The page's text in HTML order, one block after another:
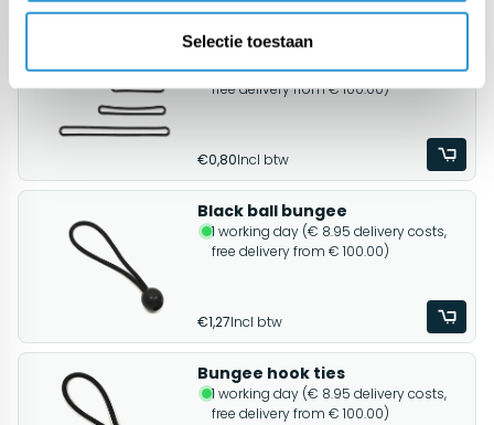
Selectie toestaan
Related products
Rubber tensioner round
1 working day (€ 8.95 delivery costs,
free delivery from € 100.00)
€0,80Incl btw
Black ball bungee
1 working day (€ 8.95 delivery costs,
free delivery from € 100.00)
€1,27Incl btw
Bungee hook ties
1 working day (€ 8.95 delivery costs,
free delivery from € 100.00)